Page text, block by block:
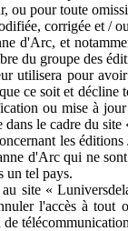
ou pour toute
corrigée et /
d'Arc, et
du groupe des
utilisera pour
ce soit et
ou mise à
le cadre du
les
d'Arc qui ne
un tel pays.
site «
l'accès à